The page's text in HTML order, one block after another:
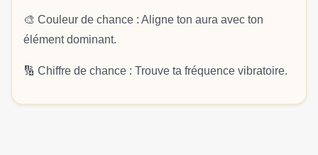
🎨 Couleur de chance : Aligne ton aura avec ton
élément dominant.
🔢 Chiffre de chance : Trouve ta fréquence vibratoire.